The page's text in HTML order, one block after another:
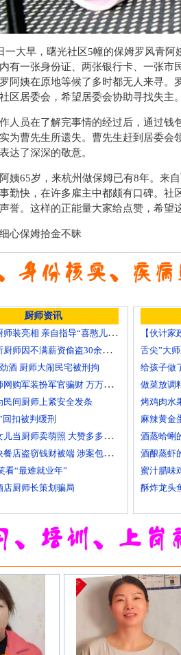
一大早，曙光社区5幢的保姆罗风青
有一张身份证、两张银行卡、一张市
阿姨在原地等候了多时都无人来寻。
区居委会，希望居委会协助寻找失主。
人员在了解完事情的经过后，通过钱
为曹先生所遗失。曹先生赶到居委会
达了深深的敬意。
姨65岁，来杭州做保姆已有8年。来
勤快，在许多雇主中都颇有口碑。社
誉。这样的正能量大家给点赞，希望
心保姆拾金不昧
厨师资讯
谢霆锋厨师装亮相 亲自指导“喜憨儿”学烘焙
高档会所厨师因不满薪资偷盗30余万元字画
酒 厨师大闹民宅被刑拘
已婚厨师网购军装扮军官骗财 万万没想到被识破
民间厨师上紧安全发条
回扣被判缓刑
黄磊晒女儿当厨师卖萌照 大赞多多厨艺精湛
南宁一快餐店盗窃钱财被端 涉案包括厨师等10人
看“最难就业年”
店厨师长策划骗局
做菜放调
烤鸡肉水
麻辣黄金
酒蒸蛤蜊
酒酿蒸虾
蜜汁腊味
酥炸龙头